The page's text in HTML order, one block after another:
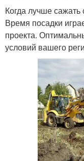
Когда лучше
Время посадки
проекта.
условий вашего